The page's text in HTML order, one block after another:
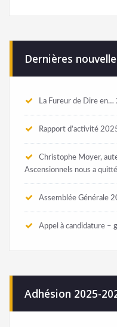
Dernières
La Fureur de Dire en…
Rapport d’activité
Christophe Moyer,
Ascensionnels nous a
Assemblée Générale
Appel à candidature –
Adhésion 2025-